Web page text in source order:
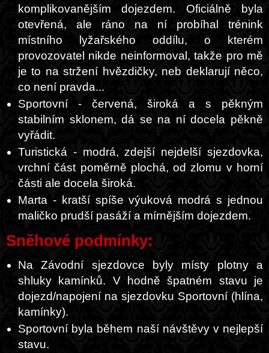
komplikovanějším dojezdem. Oficiálně byla
otevřená, ale ráno na ní probíhal trénink
místního lyžařského oddílu, o kterém
provozovatel nikde neinformoval, takže pro mě
je to na stržení hvězdičky, neb deklarují něco,
co není pravda...
Sportovní - červená, široká a s pěkným
stabilním sklonem, dá se na ní docela pěkně
vyřádit.
Turistická - modrá, zdejší nejdelší sjezdovka,
vrchní část poměrně plochá, od zlomu v horní
části ale docela široká.
Marta - kratší spíše výuková modrá s jednou
maličko prudší pasáží a mírnějším dojezdem.
Sněhové podmínky:
Na Závodní sjezdovce byly místy plotny a
shluky kamínků. V hodně špatném stavu je
dojezd/napojení na sjezdovku Sportovní (hlína,
kamínky).
Sportovní byla během naší návštěvy v nejlepší
stavu.